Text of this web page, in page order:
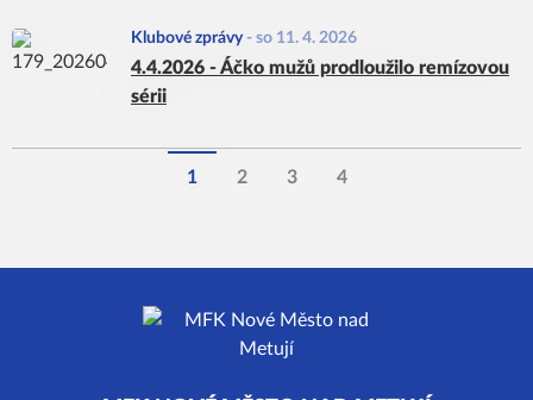
Klubové zprávy - so 11. 4. 2026
4.4.2026 - Áčko mužů prodloužilo remízovou
sérii
1 2 3 4